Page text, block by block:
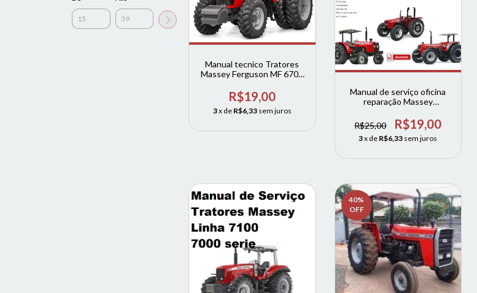
Manual tecnico Tratores
Massey Ferguson MF 6700
de erros
R$19,00
3x de R$6,33 sem juros
Manual de serviço oficina
reparação Massey
R$25,00
R$19,00
3x de R$6,33 sem juros
40%
OFF